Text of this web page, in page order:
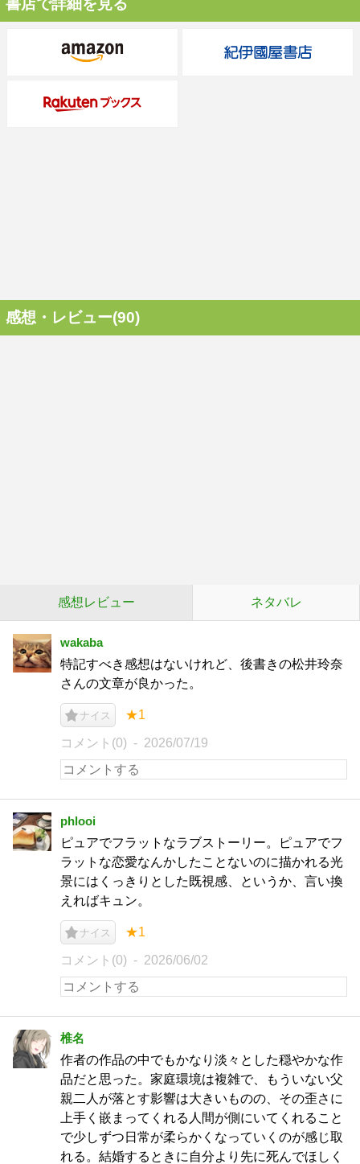
書店で詳細を見る
感想・レビュー(90)
感想レビュー ネタバレ
wakaba
特記すべき感想はないけれど、後書きの松井玲奈
さんの文章が良かった。
ナイス ★1
コメント(0) 2026/07/19
phlooi
ピュアでフラットなラブストーリー。ピュアでフ
ラットな恋愛なんかしたことないのに描かれる光
景にはくっきりとした既視感、というか、言い換
えればキュン。
ナイス ★1
コメント(0) 2026/06/02
椎名
作者の作品の中でもかなり淡々とした穏やかな作
品だと思った。家庭環境は複雑で、もういない父
親二人が落とす影響は大きいものの、その歪さに
上手く嵌まってくれる人間が側にいてくれること
で少しずつ日常が柔らかくなっていくのが感じ取
れる。結婚するときに自分より先に死んでほしく